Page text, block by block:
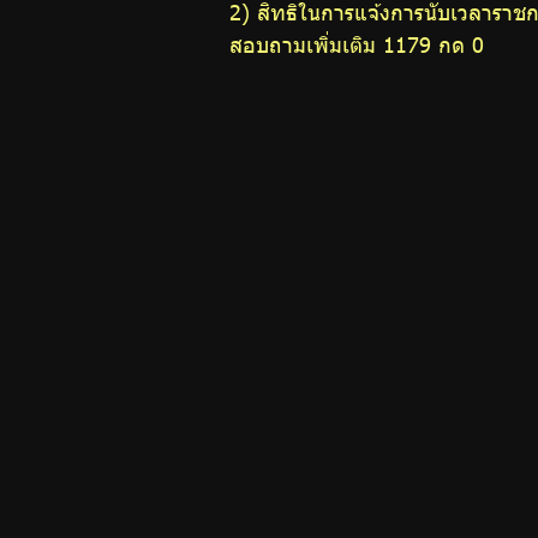
2) สิทธิในการแจ้งการนับเวลารา
สอบถามเพิ่มเติม 1179 กด 0